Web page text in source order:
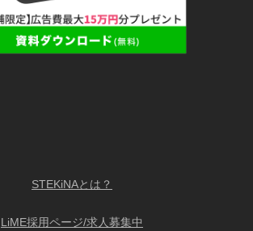
STEKiNAとは？
LiME採用ページ/求人募集中